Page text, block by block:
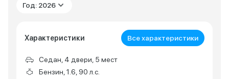
Год: 2026
Характеристики Все характеристики
Седан, 4 двери, 5 мест
Бензин, 1.6, 90 л.с.